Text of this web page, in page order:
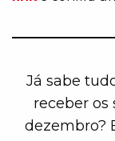
Já sabe
receber os
dezembro?